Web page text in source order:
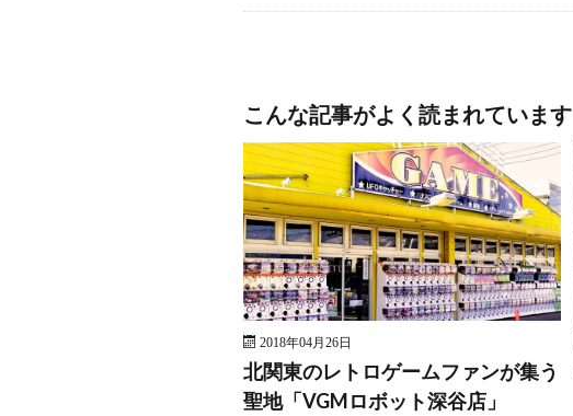
こんな記事がよく読まれています
2018年04月26日
北関東のレトロゲームファンが集う
聖地「VGMロボット深谷店」